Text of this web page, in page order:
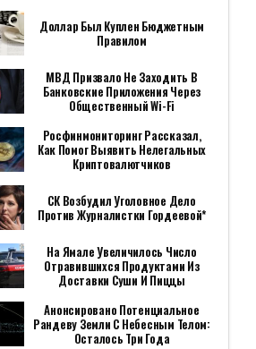
Доллар Был Куплен Бюджетным
Правилом
МВД Призвало Не Заходить В
Банковские Приложения Через
Общественный Wi-Fi
Росфинмониторинг Рассказал,
Как Помог Выявить Нелегальных
Криптовалютчиков
СК Возбудил Уголовное Дело
Против Журналистки Гордеевой*
На Ямале Увеличилось Число
Отравившихся Продуктами Из
Доставки Суши И Пиццы
Анонсировано Потенциальное
Рандеву Земли С Небесным Телом:
Осталось Три Года